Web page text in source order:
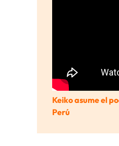
Keiko asume el
Perú